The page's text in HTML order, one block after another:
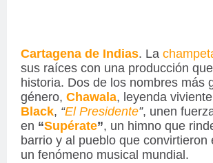
Cartagena de Indias. La
sus raíces con una producción
historia. Dos de los nombres más
género, Chawala, leyenda
Black, “El Presidente”, unen
en “Supérate”, un himno que
barrio y al pueblo que convirtieron
un fenómeno musical mundial.